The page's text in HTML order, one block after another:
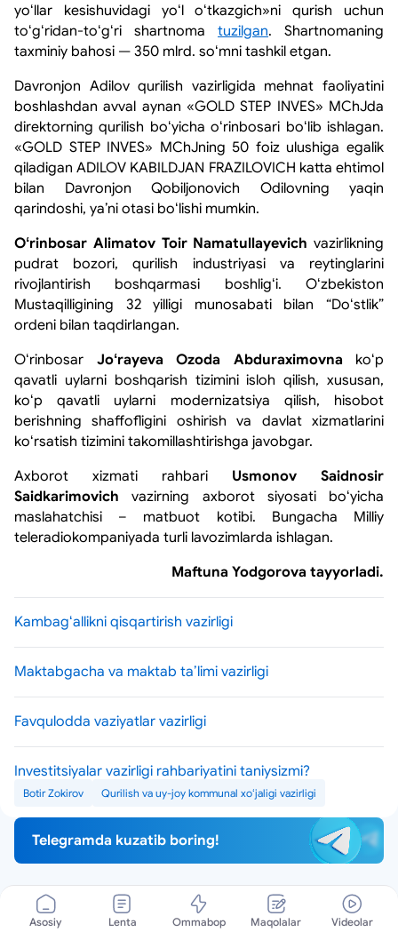
yoʻllar kesishuvidagi yoʻl oʻtkazgich»ni qurish uchun
toʻgʻridan-toʻgʻri shartnoma tuzilgan. Shartnomaning
taxminiy bahosi — 350 mlrd. soʻmni tashkil etgan.
Davronjon Adilov qurilish vazirligida mehnat faoliyatini
boshlashdan avval aynan «GOLD STEP INVES» MChJda
direktorning qurilish boʻyicha oʻrinbosari boʻlib ishlagan.
«GOLD STEP INVES» MChJning 50 foiz ulushiga egalik
qiladigan ADILOV KABILDJAN FRAZILOVICH katta ehtimol
bilan Davronjon Qobiljonovich Odilovning yaqin
qarindoshi, yaʼni otasi boʻlishi mumkin.
Oʻrinbosar Alimatov Toir Namatullayevich vazirlikning
pudrat bozori, qurilish industriyasi va reytinglarini
rivojlantirish boshqarmasi boshligʻi. Oʻzbekiston
Mustaqilligining 32 yilligi munosabati bilan “Doʻstlik”
ordeni bilan taqdirlangan.
Oʻrinbosar Joʻrayeva Ozoda Abduraximovna koʻp
qavatli uylarni boshqarish tizimini isloh qilish, xususan,
koʻp qavatli uylarni modernizatsiya qilish, hisobot
berishning shaffofligini oshirish va davlat xizmatlarini
koʻrsatish tizimini takomillashtirishga javobgar.
Axborot xizmati rahbari Usmonov Saidnosir
Saidkarimovich vazirning axborot siyosati boʻyicha
maslahatchisi – matbuot kotibi. Bungacha Milliy
teleradiokompaniyada turli lavozimlarda ishlagan.
Maftuna Yodgorova tayyorladi.
Kambagʻallikni qisqartirish vazirligi
Maktabgacha va maktab taʼlimi vazirligi
Favqulodda vaziyatlar vazirligi
Investitsiyalar vazirligi rahbariyatini taniysizmi?
Botir Zokirov Qurilish va uy-joy kommunal xoʻjaligi vazirligi
Telegramda kuzatib boring!
Asosiy Lenta Ommabop Maqolalar Videolar